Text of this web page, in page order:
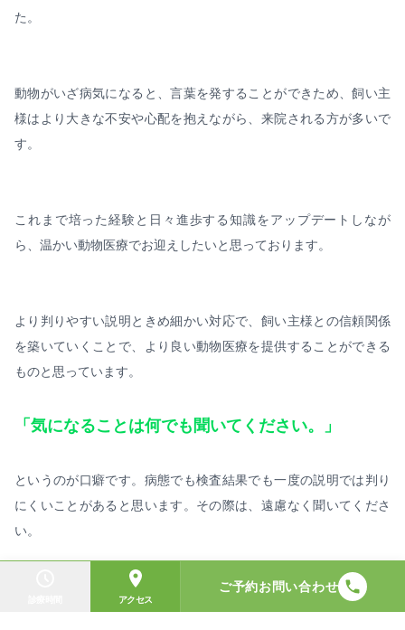
た。
動物がいざ病気になると、言葉を発することができため、飼い主
様はより大きな不安や心配を抱えながら、来院される方が多いで
す。
これまで培った経験と日々進歩する知識をアップデートしなが
ら、温かい動物医療でお迎えしたいと思っております。
より判りやすい説明ときめ細かい対応で、飼い主様との信頼関係
を築いていくことで、より良い動物医療を提供することができる
ものと思っています。
「気になることは何でも聞いてください。」
というのが口癖です。病態でも検査結果でも一度の説明では判り
にくいことがあると思います。その際は、遠慮なく聞いてくださ
い。
そのことが飼い主様のご理解に繋がり、小さなご家族のためにな
アクセス
ご予約お問い合わせ